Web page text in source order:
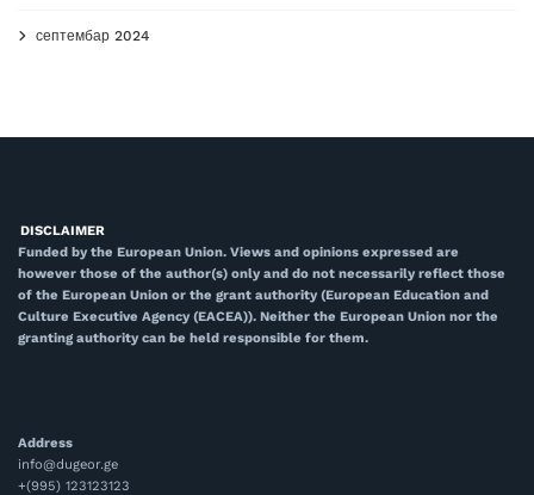
септембар 2024
DISCLAIMER
Funded by the European Union. Views and opinions expressed are
however those of the author(s) only and do not necessarily reflect those
of the European Union or the grant authority (European Education and
Culture Executive Agency (EACEA)). Neither the European Union nor the
granting authority can be held responsible for them.
Address
info@dugeor.ge
+(995) 123123123